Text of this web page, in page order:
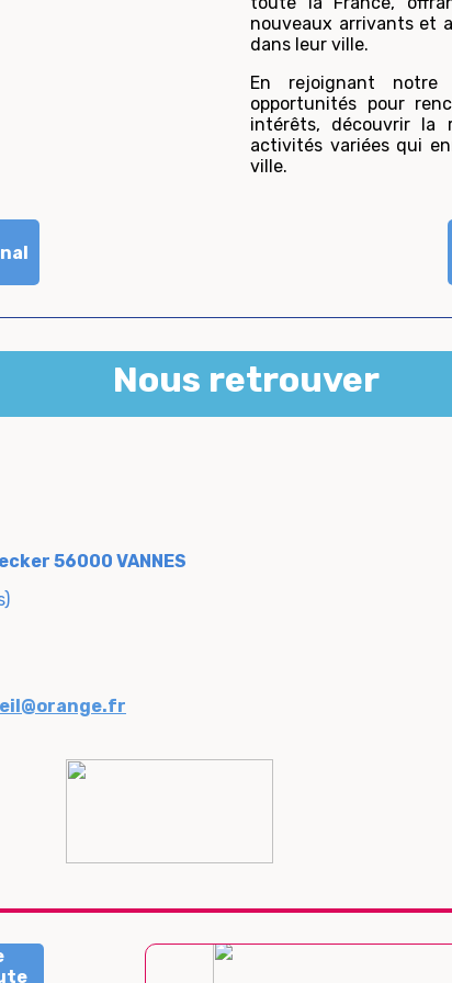
nouveaux arrivants et
dans leur ville.
En rejoignant notre
opportunités pour
intérêts, découvrir la
activités variées qui
ville.
Nous retrouver
56000 VANNES